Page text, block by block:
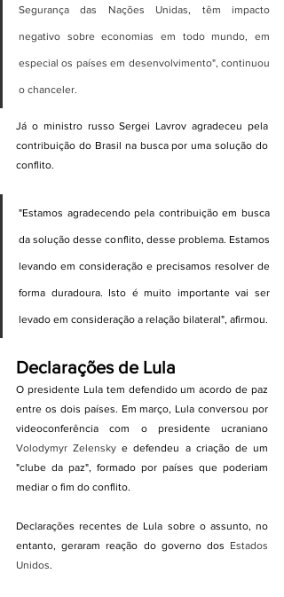
Segurança das Nações Unidas, têm impacto
negativo sobre economias em todo mundo, em
especial os países em desenvolvimento", continuou
o chanceler.
Já o ministro russo Sergei Lavrov agradeceu pela
contribuição do Brasil na busca por uma solução do
conflito.
"Estamos agradecendo pela contribuição em busca
da solução desse conflito, desse problema. Estamos
levando em consideração e precisamos resolver de
forma duradoura. Isto é muito importante vai ser
levado em consideração a relação bilateral", afirmou.
Declarações de Lula
O presidente Lula tem defendido um acordo de paz
entre os dois países. Em março, Lula conversou por
Volodymyr Zelensky e defendeu a criação de um
"clube da paz", formado por países que poderiam
mediar o fim do conflito.
Declarações recentes de Lula sobre o assunto, no
entanto, geraram reação do governo dos Estados
Unidos.